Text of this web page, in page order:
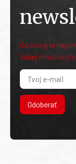
Odoberajte
Vašej emailovej
Odoberať